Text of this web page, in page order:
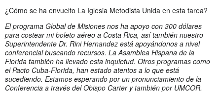
¿Cómo se ha envuelto La Iglesia Metodista Unida en esta tarea?
El programa Global de Misiones nos ha apoyo con 300 dólares
para costear mi boleto aéreo a Costa Rica, así también nuestro
Superintendente Dr. Rini Hernandez está apoyándonos a nivel
conferencial buscando recursos. La Asamblea Hispana de la
Florida también ha llevado esta inquietud. Otros programas como
el Pacto Cuba-Florida, han estado atentos a lo que está
sucediendo. Estamos esperando por un pronunciamiento de la
Conferencia a través del Obispo Carter y también por UMCOR.